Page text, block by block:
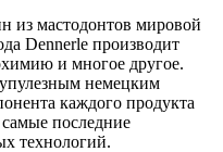
из мастодонтов мировой
Dennerle производит
и многое другое.
немецким
каждого продукта
последние
технологий.